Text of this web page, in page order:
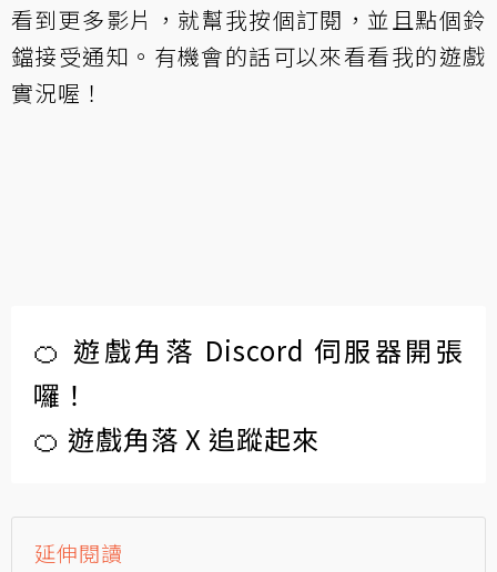
看到更多影片，就幫我按個訂閱，並且點個鈴
鐺接受通知。有機會的話可以來看看我的遊戲
實況喔！
🍊 遊戲角落 Discord 伺服器開張
囉！
🍊 遊戲角落 X 追蹤起來
延伸閱讀